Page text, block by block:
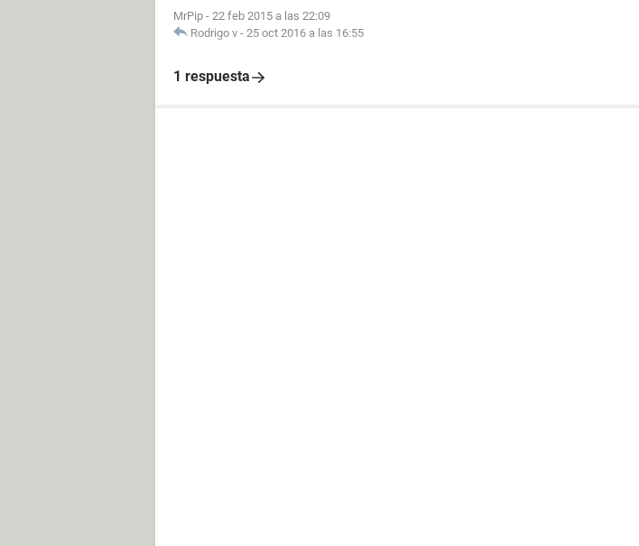
MrPip - 22 feb 2015 a las 22:09
Rodrigo v - 25 oct 2016 a las 16:55
1 respuesta